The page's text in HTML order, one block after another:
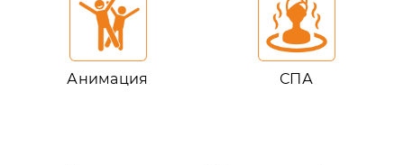
Анимация СПА